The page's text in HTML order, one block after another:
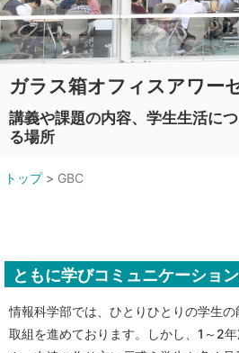
ガラス箱オフィスアワー
講義や課題の内容、学生生活に
る場所
トップ> GBC
ともに学びコミュニケーショ
情報科学部では、ひとりひとりの学生
取組を進めております。しかし、1～2